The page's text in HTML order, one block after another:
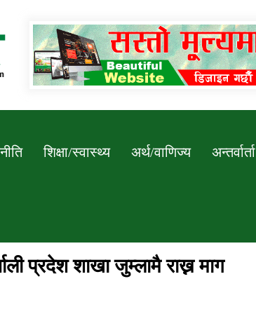
Newssarokar
शिक्षा/स्वास्थ्य अर्थ/वाणिज्य अन्तर्वार्ता
प्रदेश शाखा जुम्लामै राख्न माग